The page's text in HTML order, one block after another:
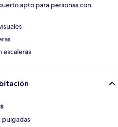
apto para personas con
escaleras
pulgadas